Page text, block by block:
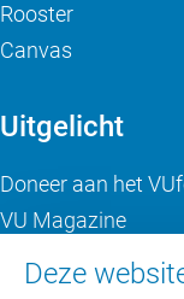
Deze
Rooster
Canvas
Uitgelicht
Doneer aan het
VU Magazine